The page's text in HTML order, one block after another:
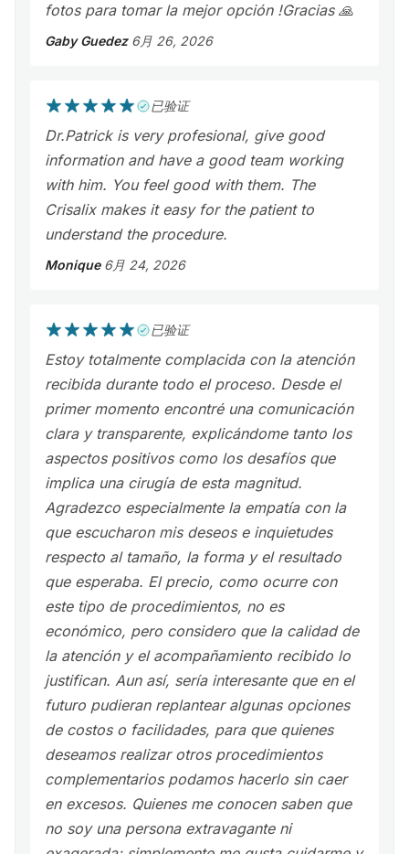
fotos para tomar la mejor opción !Gracias 🙏
Gaby Guedez 6月 26, 2026
已验证
Dr.Patrick is very profesional, give good
information and have a good team working
with him. You feel good with them. The
Crisalix makes it easy for the patient to
understand the procedure.
Monique 6月 24, 2026
已验证
Estoy totalmente complacida con la atención
recibida durante todo el proceso. Desde el
primer momento encontré una comunicación
clara y transparente, explicándome tanto los
aspectos positivos como los desafíos que
implica una cirugía de esta magnitud.
Agradezco especialmente la empatía con la
que escucharon mis deseos e inquietudes
respecto al tamaño, la forma y el resultado
que esperaba. El precio, como ocurre con
este tipo de procedimientos, no es
económico, pero considero que la calidad de
la atención y el acompañamiento recibido lo
justifican. Aun así, sería interesante que en el
futuro pudieran replantear algunas opciones
de costos o facilidades, para que quienes
deseamos realizar otros procedimientos
complementarios podamos hacerlo sin caer
en excesos. Quienes me conocen saben que
no soy una persona extravagante ni